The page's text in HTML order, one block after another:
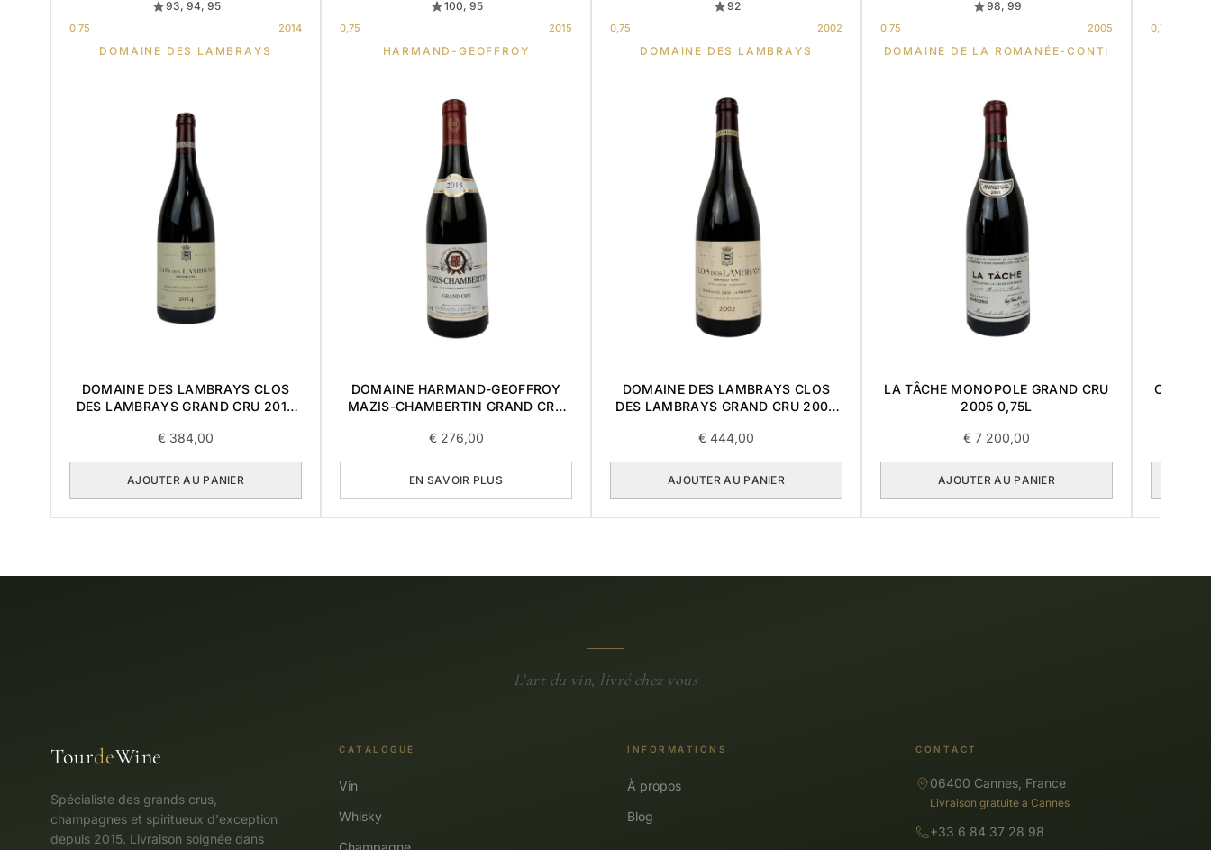
93, 94, 95
0,75 2014
DOMAINE DES LAMBRAYS
DOMAINE DES LAMBRAYS CLOS
DES LAMBRAYS GRAND CRU 2014
€ 384,00
AJOUTER AU PANIER
100, 95
0,75 2015
HARMAND-GEOFFROY
DOMAINE HARMAND-GEOFFROY
MAZIS-CHAMBERTIN GRAND CRU
€276,00
EN SAVOIR PLUS
92
0,75 2002
DOMAINE DES LAMBRAYS
DOMAINE DES LAMBRAYS CLOS
DES LAMBRAYS GRAND CRU 2002
€ 444,00
AJOUTER AU PANIER
98, 99
0,75 2005
DOMAINE DE LA ROMANÉE-CONTI
LA TÂCHE MONOPOLE GRAND CRU
2005 0,75L
€ 7 200,00
AJOUTER AU PANIER
0,75
L'art du vin, livré chez vous
TourdeWine
Spécialiste des grands crus,
champagnes et spiritueux d'exception
depuis 2015. Livraison soignée dans
CATALOGUE
Vin
Whisky
Champagne
INFORMATIONS
À propos
Blog
CONTACT
06400 Cannes, France
Livraison gratuite à Cannes
+33 6 84 37 28 98